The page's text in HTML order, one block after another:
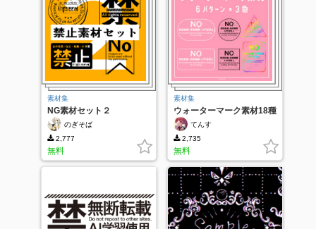
素材集
NG素材セット２
のぎそば
2,777
無料
素材集
ウォーターマーク素材18種
てんす
2,735
無料